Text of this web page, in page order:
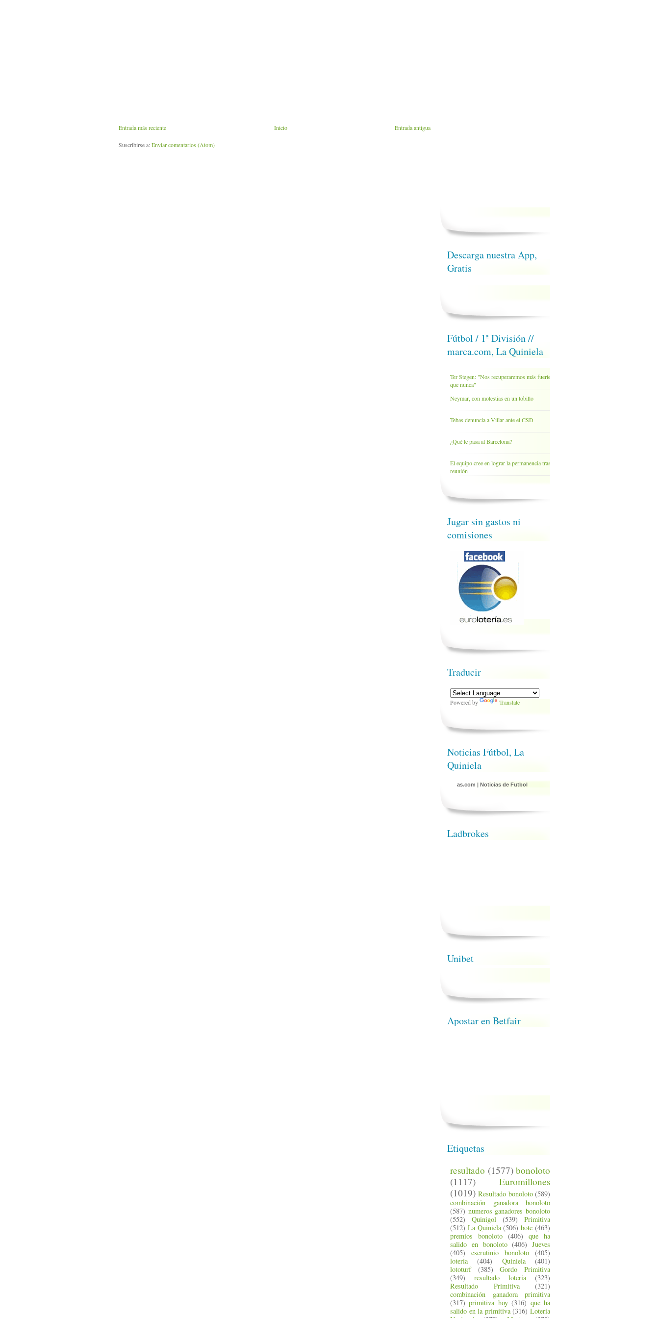
Entrada más reciente Entrada antigua
Inicio
Suscribirse a:Enviar comentarios (Atom)
Descarga nuestra App,
Gratis
Fútbol / 1ª División //
marca.com, La Quiniela
Ter Stegen: "Nos recuperaremos más fuertes
que nunca"
Neymar, con molestias en un tobillo
Tebas denuncia a Villar ante el CSD
¿Qué le pasa al Barcelona?
El equipo cree en lograr la permanencia tras la
reunión
Jugar sin gastos ni
comisiones
Traducir
Powered by Translate
Noticias Fútbol, La
Quiniela
as.com | Noticias de Futbol
Ladbrokes
Unibet
Apostar en Betfair
Etiquetas
resultado (1577) bonoloto
(1117)
Euromillones
(1019) Resultado bonoloto (589)
combinación ganadora bonoloto
(587) numeros ganadores bonoloto
(552)
Quinigol (539)
Primitiva
(512) La Quiniela (506) bote (463)
premios bonoloto (406)
que ha
salido en bonoloto (406) Jueves
(405)
escrutinio bonoloto
(405)
loteria
(404) Quiniela
(401)
lototurf
(385)
Gordo Primitiva
(349)
resultado lotería
(323)
Resultado Primitiva
(321)
combinación ganadora primitiva
(317) primitiva hoy (316) que ha
salido en la primitiva (316) Lotería